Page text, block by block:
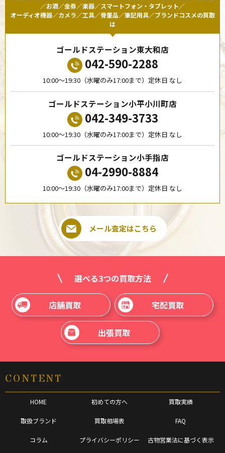
／お酒／金券／楽器／スマートフォン・タブレット／
オーディオ機器／カメラ／工具／骨董品／筆記用具／ブランドコスメの買取
は
ゴールドステーション東大和店
042-590-2288
10:00〜19:30（水曜のみ17:00まで）定休日 なし
ゴールドステーション小平小川町店
042-349-3733
10:00〜19:30（水曜のみ17:00まで）定休日 なし
ゴールドステーション小手指店
04-2990-8884
10:00〜19:30（水曜のみ17:00まで）定休日 なし
メール査定はこちら
選べる3つの買取方法
店舗買取 宅配買取
出張買取
CONTENT
HOME 初めての方へ 買取実績
取扱ブランド 買取相場表 FAQ
コラム プライバシーポリシー 古物営業法に基づく表示